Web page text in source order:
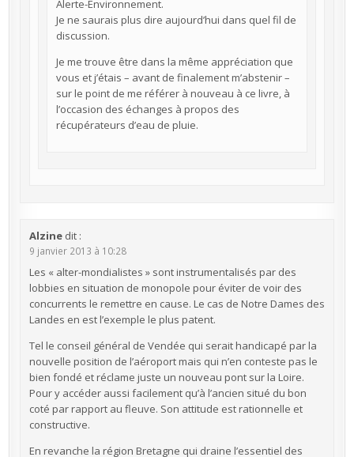
Alerte-Environnement.
Je ne saurais plus dire aujourd’hui dans quel fil de
discussion.
Je me trouve être dans la même appréciation que
vous et j’étais – avant de finalement m’abstenir –
sur le point de me référer à nouveau à ce livre, à
l’occasion des échanges à propos des
récupérateurs d’eau de pluie.
Alzine dit :
9 janvier 2013 à 10:28
Les « alter-mondialistes » sont instrumentalisés par des
lobbies en situation de monopole pour éviter de voir des
concurrents le remettre en cause. Le cas de Notre Dames des
Landes en est l’exemple le plus patent.
Tel le conseil général de Vendée qui serait handicapé par la
nouvelle position de l’aéroport mais qui n’en conteste pas le
bien fondé et réclame juste un nouveau pont sur la Loire.
Pour y accéder aussi facilement qu’à l’ancien situé du bon
coté par rapport au fleuve. Son attitude est rationnelle et
constructive.
En revanche la région Bretagne qui draine l’essentiel des